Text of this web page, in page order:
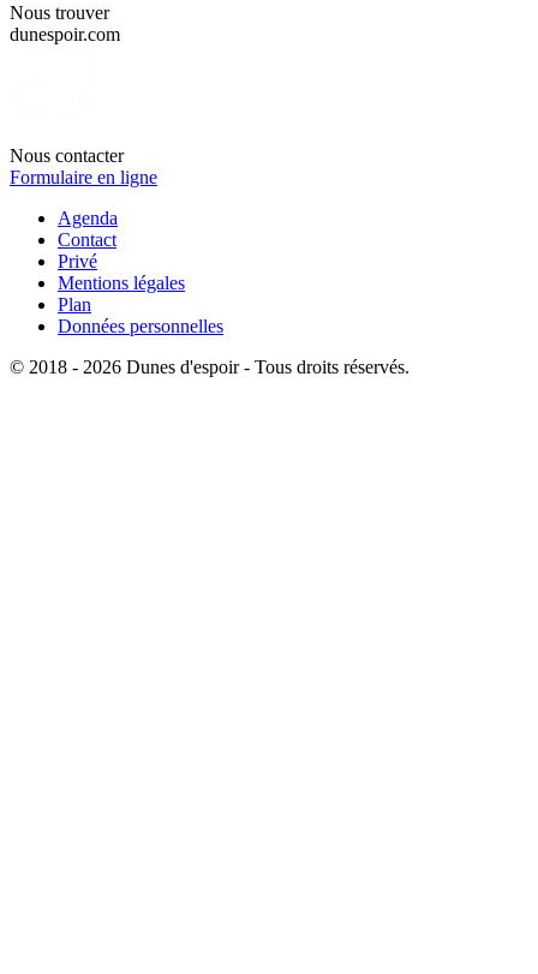
Nous trouver
dunespoir.com
Nous contacter
Formulaire en ligne
Agenda
Contact
Privé
Mentions légales
Plan
Données personnelles
© 2018 - 2026 Dunes d'espoir - Tous droits réservés.